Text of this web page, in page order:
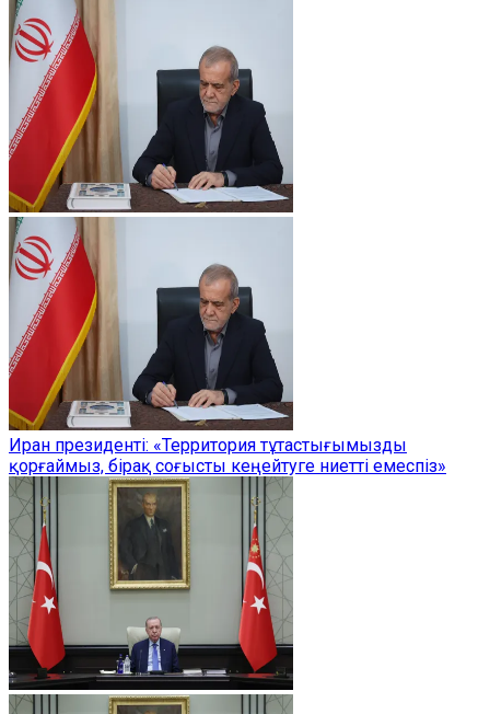
Иран президенті: «Территория тұтастығымызды
қорғаймыз, бірақ соғысты кеңейтуге ниетті емеспіз»